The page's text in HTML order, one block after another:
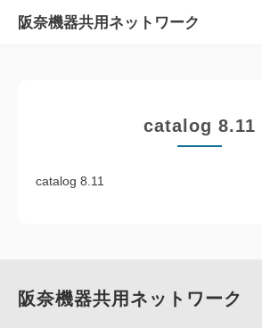
阪奈機器共用 ネットワーク
catalog 8.11
catalog 8.11
阪奈機器共用 ネットワーク